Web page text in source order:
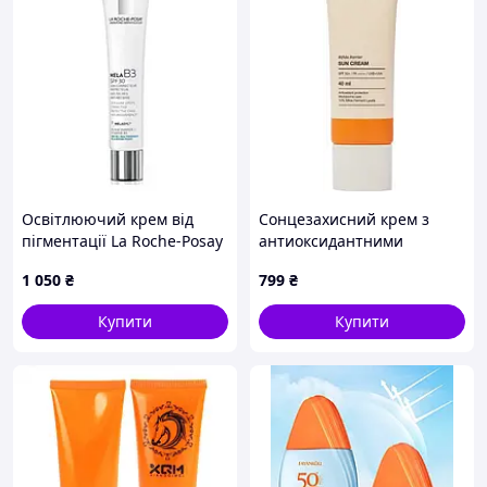
Освітлюючий крем від
пігментації La Roche-Posay
1 050 ₴
Купити
Сонцезахисний крем з
антиоксидантними
Bifida Barrier Sun Cream 40
ml
799 ₴
Купити